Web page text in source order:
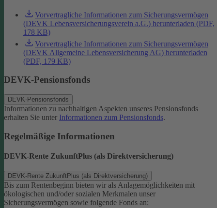
Vorvertragliche Informationen zum Sicherungsvermögen
(DEVK Lebensversicherungsverein a.G.) herunterladen (PDF,
178 KB)
Vorvertragliche Informationen zum Sicherungsvermögen
(DEVK Allgemeine Lebensversicherung AG) herunterladen
(PDF, 179 KB)
DEVK-Pensionsfonds
DEVK-Pensionsfonds
Informationen zu nachhaltigen Aspekten unseres Pensionsfonds
erhalten Sie unter Informationen zum Pensionsfonds.
Regelmäßige Informationen
DEVK-Rente ZukunftPlus (als Direktversicherung)
DEVK-Rente ZukunftPlus (als Direktversicherung)
Bis zum Rentenbeginn bieten wir als Anlagemöglichkeiten mit
ökologischen und/oder sozialen Merkmalen unser
Sicherungsvermögen sowie folgende Fonds an: